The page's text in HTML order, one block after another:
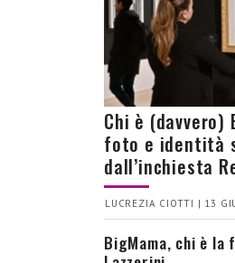
Chi è (davvero)
foto e identità
dall’inchiesta
LUCREZIA CIOTTI | 13
BigMama, chi è la